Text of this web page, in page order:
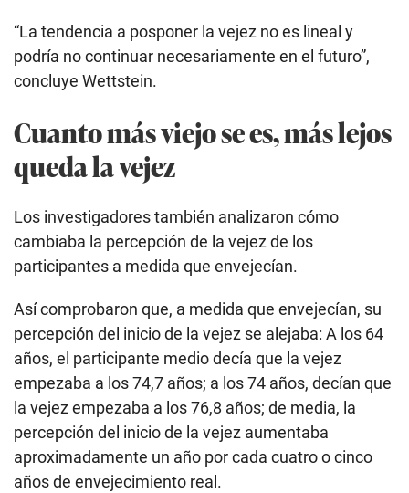
“La tendencia a posponer la vejez no es lineal y
podría no continuar necesariamente en el futuro”,
concluye Wettstein.
Cuanto más viejo se es, más lejos
queda la vejez
Los investigadores también analizaron cómo
cambiaba la percepción de la vejez de los
participantes a medida que envejecían.
Así comprobaron que, a medida que envejecían, su
percepción del inicio de la vejez se alejaba: A los 64
años, el participante medio decía que la vejez
empezaba a los 74,7 años; a los 74 años, decían que
la vejez empezaba a los 76,8 años; de media, la
percepción del inicio de la vejez aumentaba
aproximadamente un año por cada cuatro o cinco
años de envejecimiento real.